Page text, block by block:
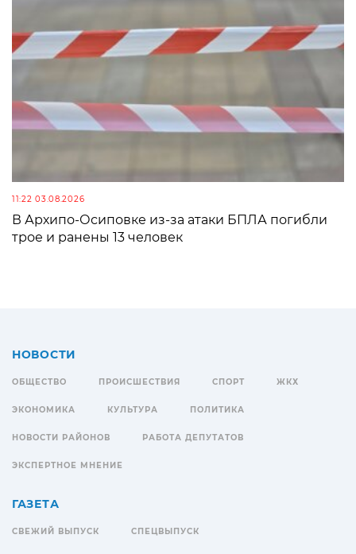
11:22 03.08.2026
В Архипо-Осиповке из-за атаки БПЛА погибли
трое и ранены 13 человек
НОВОСТИ
ОБЩЕСТВО ПРОИСШЕСТВИЯ СПОРТ ЖКХ
ЭКОНОМИКА КУЛЬТУРА ПОЛИТИКА
НОВОСТИ РАЙОНОВ РАБОТА ДЕПУТАТОВ
ЭКСПЕРТНОЕ МНЕНИЕ
ГАЗЕТА
СВЕЖИЙ ВЫПУСК СПЕЦВЫПУСК